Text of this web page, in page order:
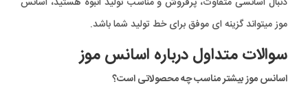
موز میتواند گزینه ای موفق برای خط تولید شما باشد.
سوالات متداول درباره اسانس موز
اسانس موز بیشتر مناسب چه محصولاتی است؟